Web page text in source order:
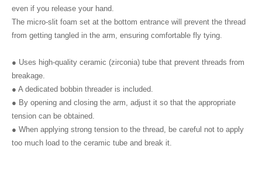
even if you release your hand.
The micro-slit foam set at the bottom entrance will prevent the thread
from getting tangled in the arm, ensuring comfortable fly tying.
● Uses high-quality ceramic (zirconia) tube that prevent threads from
breakage.
● A dedicated bobbin threader is included.
● By opening and closing the arm, adjust it so that the appropriate
tension can be obtained.
● When applying strong tension to the thread, be careful not to apply
too much load to the ceramic tube and break it.